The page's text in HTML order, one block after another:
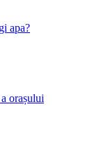
apa?
orașului